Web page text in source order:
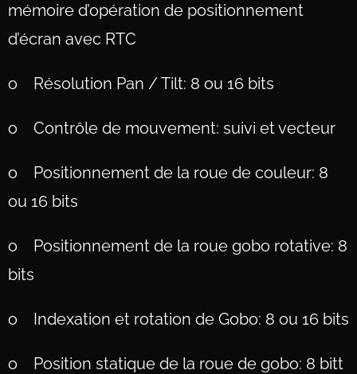
mémoire d’opération de positionnement
d’écran avec RTC
o Résolution Pan / Tilt: 8 ou 16 bits
o Contrôle de mouvement: suivi et vecteur
o Positionnement de la roue de couleur: 8
ou 16 bits
o Positionnement de la roue gobo rotative: 8
bits
o Indexation et rotation de Gobo: 8 ou 16 bits
o Position statique de la roue de gobo: 8 bitt